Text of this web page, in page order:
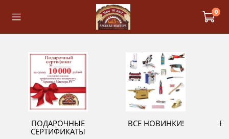
0
ПОДАРОЧНЫЕ
СЕРТИФИКАТЫ
ВСЕ НОВИНКИ!